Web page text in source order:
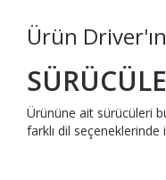
Ürün
Ürününe ait sürücüleri
farklı dil seçeneklerinde